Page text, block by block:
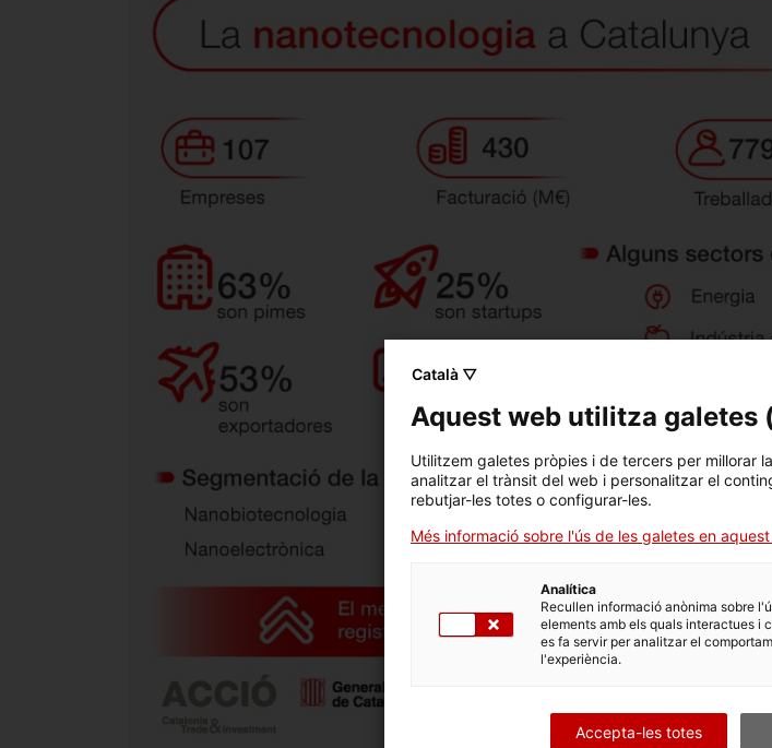
Català ▽
Aquest web utilitza galetes
Utilitzem galetes pròpies i de tercers per millorar
analitzar el trànsit del web i personalitzar el
rebutjar-les totes o configurar-les.
Més informació sobre l'ús de les galetes en
Analítica
Recullen informació anònima sobre
elements amb els quals interactues i
es fa servir per analitzar el
l'experiència.
Accepta-les totes